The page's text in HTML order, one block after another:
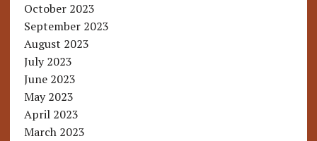
October 2023
September 2023
August 2023
July 2023
June 2023
May 2023
April 2023
March 2023